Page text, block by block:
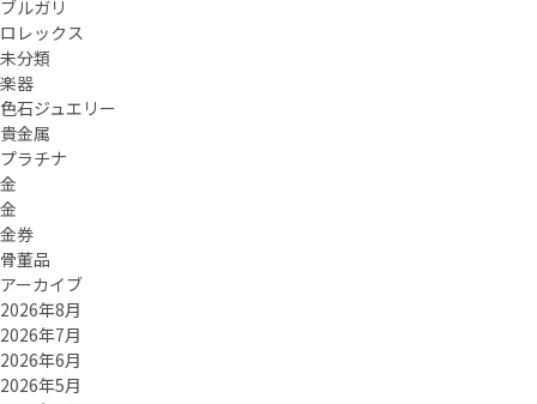
ブルガリ
ロレックス
未分類
楽器
色石ジュエリー
貴金属
プラチナ
金
金
金券
骨董品
アーカイブ
2026年8月
2026年7月
2026年6月
2026年5月